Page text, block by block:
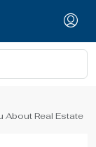
About Real Estate